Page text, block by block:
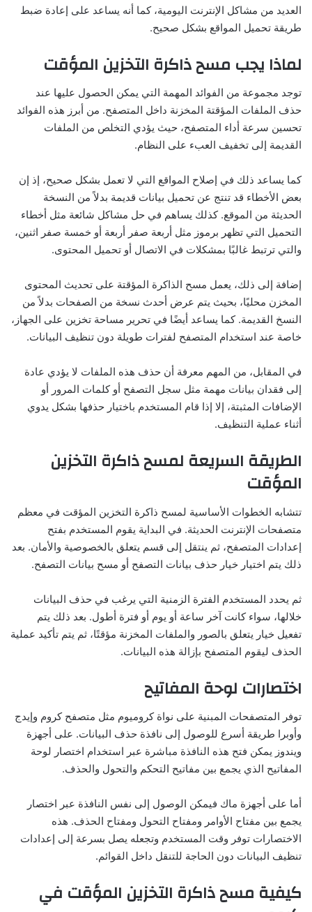
العديد من مشاكل الإنترنت اليومية، كما أنه يساعد على إعادة ضبط
طريقة تحميل المواقع بشكل صحيح.
لماذا يجب مسح ذاكرة التخزين المؤقت
توجد مجموعة من الفوائد المهمة التي يمكن الحصول عليها عند
حذف الملفات المؤقتة المخزنة داخل المتصفح. من أبرز هذه الفوائد
تحسين سرعة أداء المتصفح، حيث يؤدي التخلص من الملفات
القديمة إلى تخفيف العبء على النظام.
كما يساعد ذلك في إصلاح المواقع التي لا تعمل بشكل صحيح، إذ إن
بعض الأخطاء قد تنتج عن تحميل بيانات قديمة بدلاً من النسخة
الحديثة من الموقع. كذلك يساهم في حل مشاكل شائعة مثل أخطاء
التحميل التي تظهر برموز مثل أربعة صفر أربعة أو خمسة صفر اثنين،
والتي ترتبط غالبًا بمشكلات في الاتصال أو تحميل المحتوى.
إضافة إلى ذلك، يعمل مسح الذاكرة المؤقتة على تحديث المحتوى
المخزن محليًا، بحيث يتم عرض أحدث نسخة من الصفحات بدلاً من
النسخ القديمة. كما يساعد أيضًا في تحرير مساحة تخزين على الجهاز،
خاصة عند استخدام المتصفح لفترات طويلة دون تنظيف البيانات.
في المقابل، من المهم معرفة أن حذف هذه الملفات لا يؤدي عادة
إلى فقدان بيانات مهمة مثل سجل التصفح أو كلمات المرور أو
الإضافات المثبتة، إلا إذا قام المستخدم باختيار حذفها بشكل يدوي
أثناء عملية التنظيف.
الطريقة السريعة لمسح ذاكرة التخزين
المؤقت
تتشابه الخطوات الأساسية لمسح ذاكرة التخزين المؤقت في معظم
متصفحات الإنترنت الحديثة. في البداية يقوم المستخدم بفتح
إعدادات المتصفح، ثم ينتقل إلى قسم يتعلق بالخصوصية والأمان. بعد
ذلك يتم اختيار خيار حذف بيانات التصفح أو مسح بيانات التصفح.
ثم يحدد المستخدم الفترة الزمنية التي يرغب في حذف البيانات
خلالها، سواء كانت آخر ساعة أو يوم أو فترة أطول. بعد ذلك يتم
تفعيل خيار يتعلق بالصور والملفات المخزنة مؤقتًا، ثم يتم تأكيد عملية
الحذف ليقوم المتصفح بإزالة هذه البيانات.
اختصارات لوحة المفاتيح
توفر المتصفحات المبنية على نواة كروميوم مثل متصفح كروم وإيدج
وأوبرا طريقة أسرع للوصول إلى نافذة حذف البيانات. على أجهزة
ويندوز يمكن فتح هذه النافذة مباشرة عبر استخدام اختصار لوحة
المفاتيح الذي يجمع بين مفاتيح التحكم والتحول والحذف.
أما على أجهزة ماك فيمكن الوصول إلى نفس النافذة عبر اختصار
يجمع بين مفتاح الأوامر ومفتاح التحول ومفتاح الحذف. هذه
الاختصارات توفر وقت المستخدم وتجعله يصل بسرعة إلى إعدادات
تنظيف البيانات دون الحاجة للتنقل داخل القوائم.
كيفية مسح ذاكرة التخزين المؤقت في